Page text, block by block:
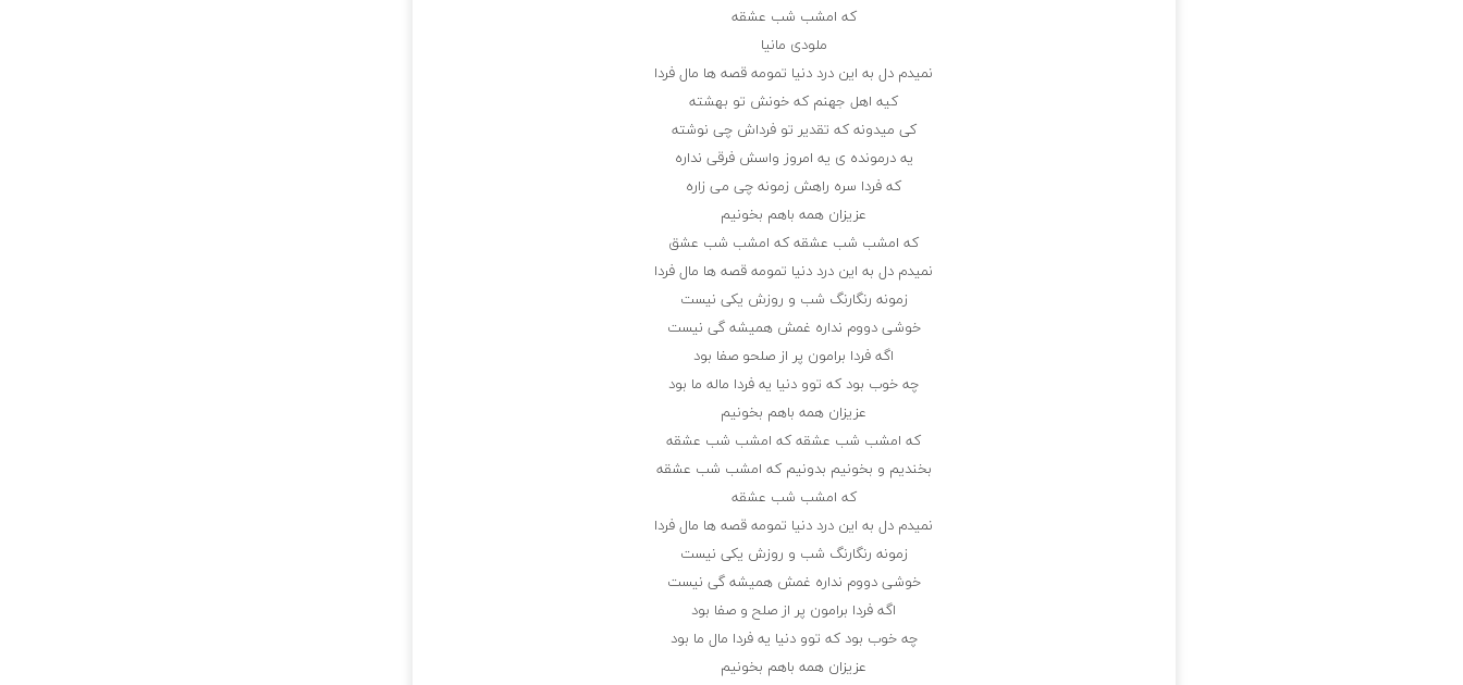
که امشب شب عشقه
ملودی مانیا
نمیدم دل به این درد دنیا تمومه قصه ها مال فردا
کیه اهل جهنم که خونش تو بهشته
کی میدونه که تقدیر تو فرداش چی نوشته
یه درمونده ی یه امروز واسش فرقی نداره
که فردا سره راهش زمونه چی می زاره
عزیزان همه باهم بخونیم
که امشب شب عشقه که امشب شب عشق
نمیدم دل به این درد دنیا تمومه قصه ها مال فردا
زمونه رنگارنگ شب و روزش یکی نیست
خوشی دووم نداره غمش همیشه گی نیست
اگه فردا برامون پر از صلحو صفا بود
چه خوب بود که توو دنیا یه فردا ماله ما بود
عزیزان همه باهم بخونیم
که امشب شب عشقه که امشب شب عشقه
بخندیم و بخونیم بدونیم که امشب شب عشقه
که امشب شب عشقه
نمیدم دل به این درد دنیا تمومه قصه ها مال فردا
زمونه رنگارنگ شب و روزش یکی نیست
خوشی دووم نداره غمش همیشه گی نیست
اگه فردا برامون پر از صلح و صفا بود
چه خوب بود که توو دنیا یه فردا مال ما بود
عزیزان همه باهم بخونیم